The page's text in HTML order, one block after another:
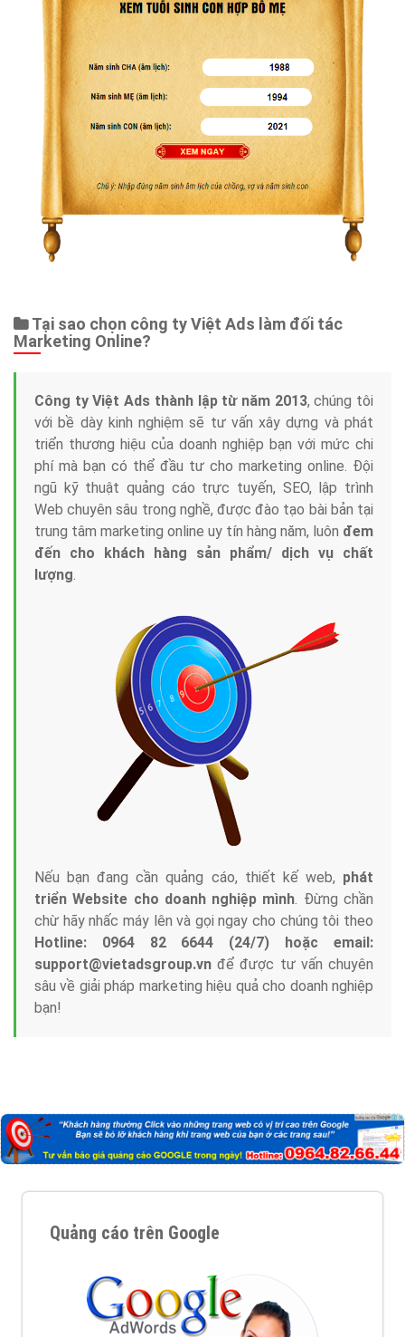
Tại sao chọn công ty Việt Ads làm đối tác
Marketing Online?
Công ty Việt Ads thành lập từ năm 2013, chúng tôi
với bề dày kinh nghiệm sẽ tư vấn xây dựng và phát
triển thương hiệu của doanh nghiệp bạn với mức chi
phí mà bạn có thể đầu tư cho marketing online. Đội
ngũ kỹ thuật quảng cáo trực tuyến, SEO, lập trình
Web chuyên sâu trong nghề, được đào tạo bài bản tại
trung tâm marketing online uy tín hàng năm, luôn đem
đến cho khách hàng sản phẩm/ dịch vụ chất
lượng.
Nếu bạn đang cần quảng cáo, thiết kế web, phát
triển Website cho doanh nghiệp mình. Đừng chần
chừ hãy nhấc máy lên và gọi ngay cho chúng tôi theo
Hotline: 0964 82 6644 (24/7) hoặc email:
support@vietadsgroup.vn để được tư vấn chuyên
sâu về giải pháp marketing hiệu quả cho doanh nghiệp
bạn!
Quảng cáo trên Google